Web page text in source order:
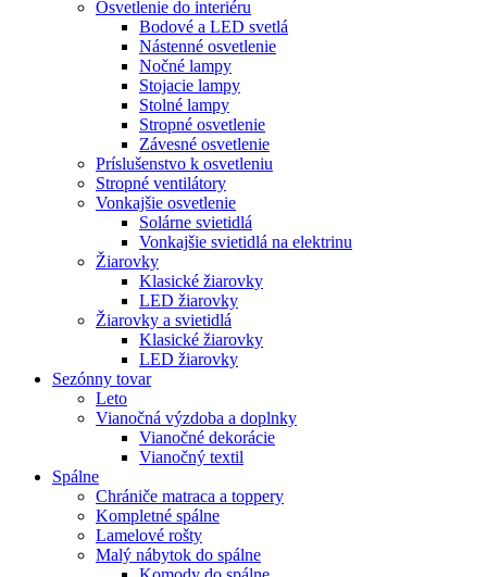
Osvetlenie do interiéru
Bodové a LED svetlá
Nástenné osvetlenie
Nočné lampy
Stojacie lampy
Stolné lampy
Stropné osvetlenie
Závesné osvetlenie
Príslušenstvo k osvetleniu
Stropné ventilátory
Vonkajšie osvetlenie
Solárne svietidlá
Vonkajšie svietidlá na elektrinu
Žiarovky
Klasické žiarovky
LED žiarovky
Žiarovky a svietidlá
Klasické žiarovky
LED žiarovky
Sezónny tovar
Leto
Vianočná výzdoba a doplnky
Vianočné dekorácie
Vianočný textil
Spálne
Chrániče matraca a toppery
Kompletné spálne
Lamelové rošty
Malý nábytok do spálne